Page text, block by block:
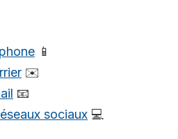
📱
✉️
📧
sociaux 💻